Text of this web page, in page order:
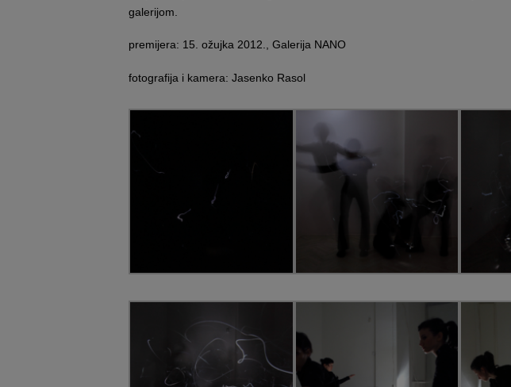
galerijom.
premijera: 15. ožujka 2012., Galerija NANO
fotografija i kamera: Jasenko Rasol